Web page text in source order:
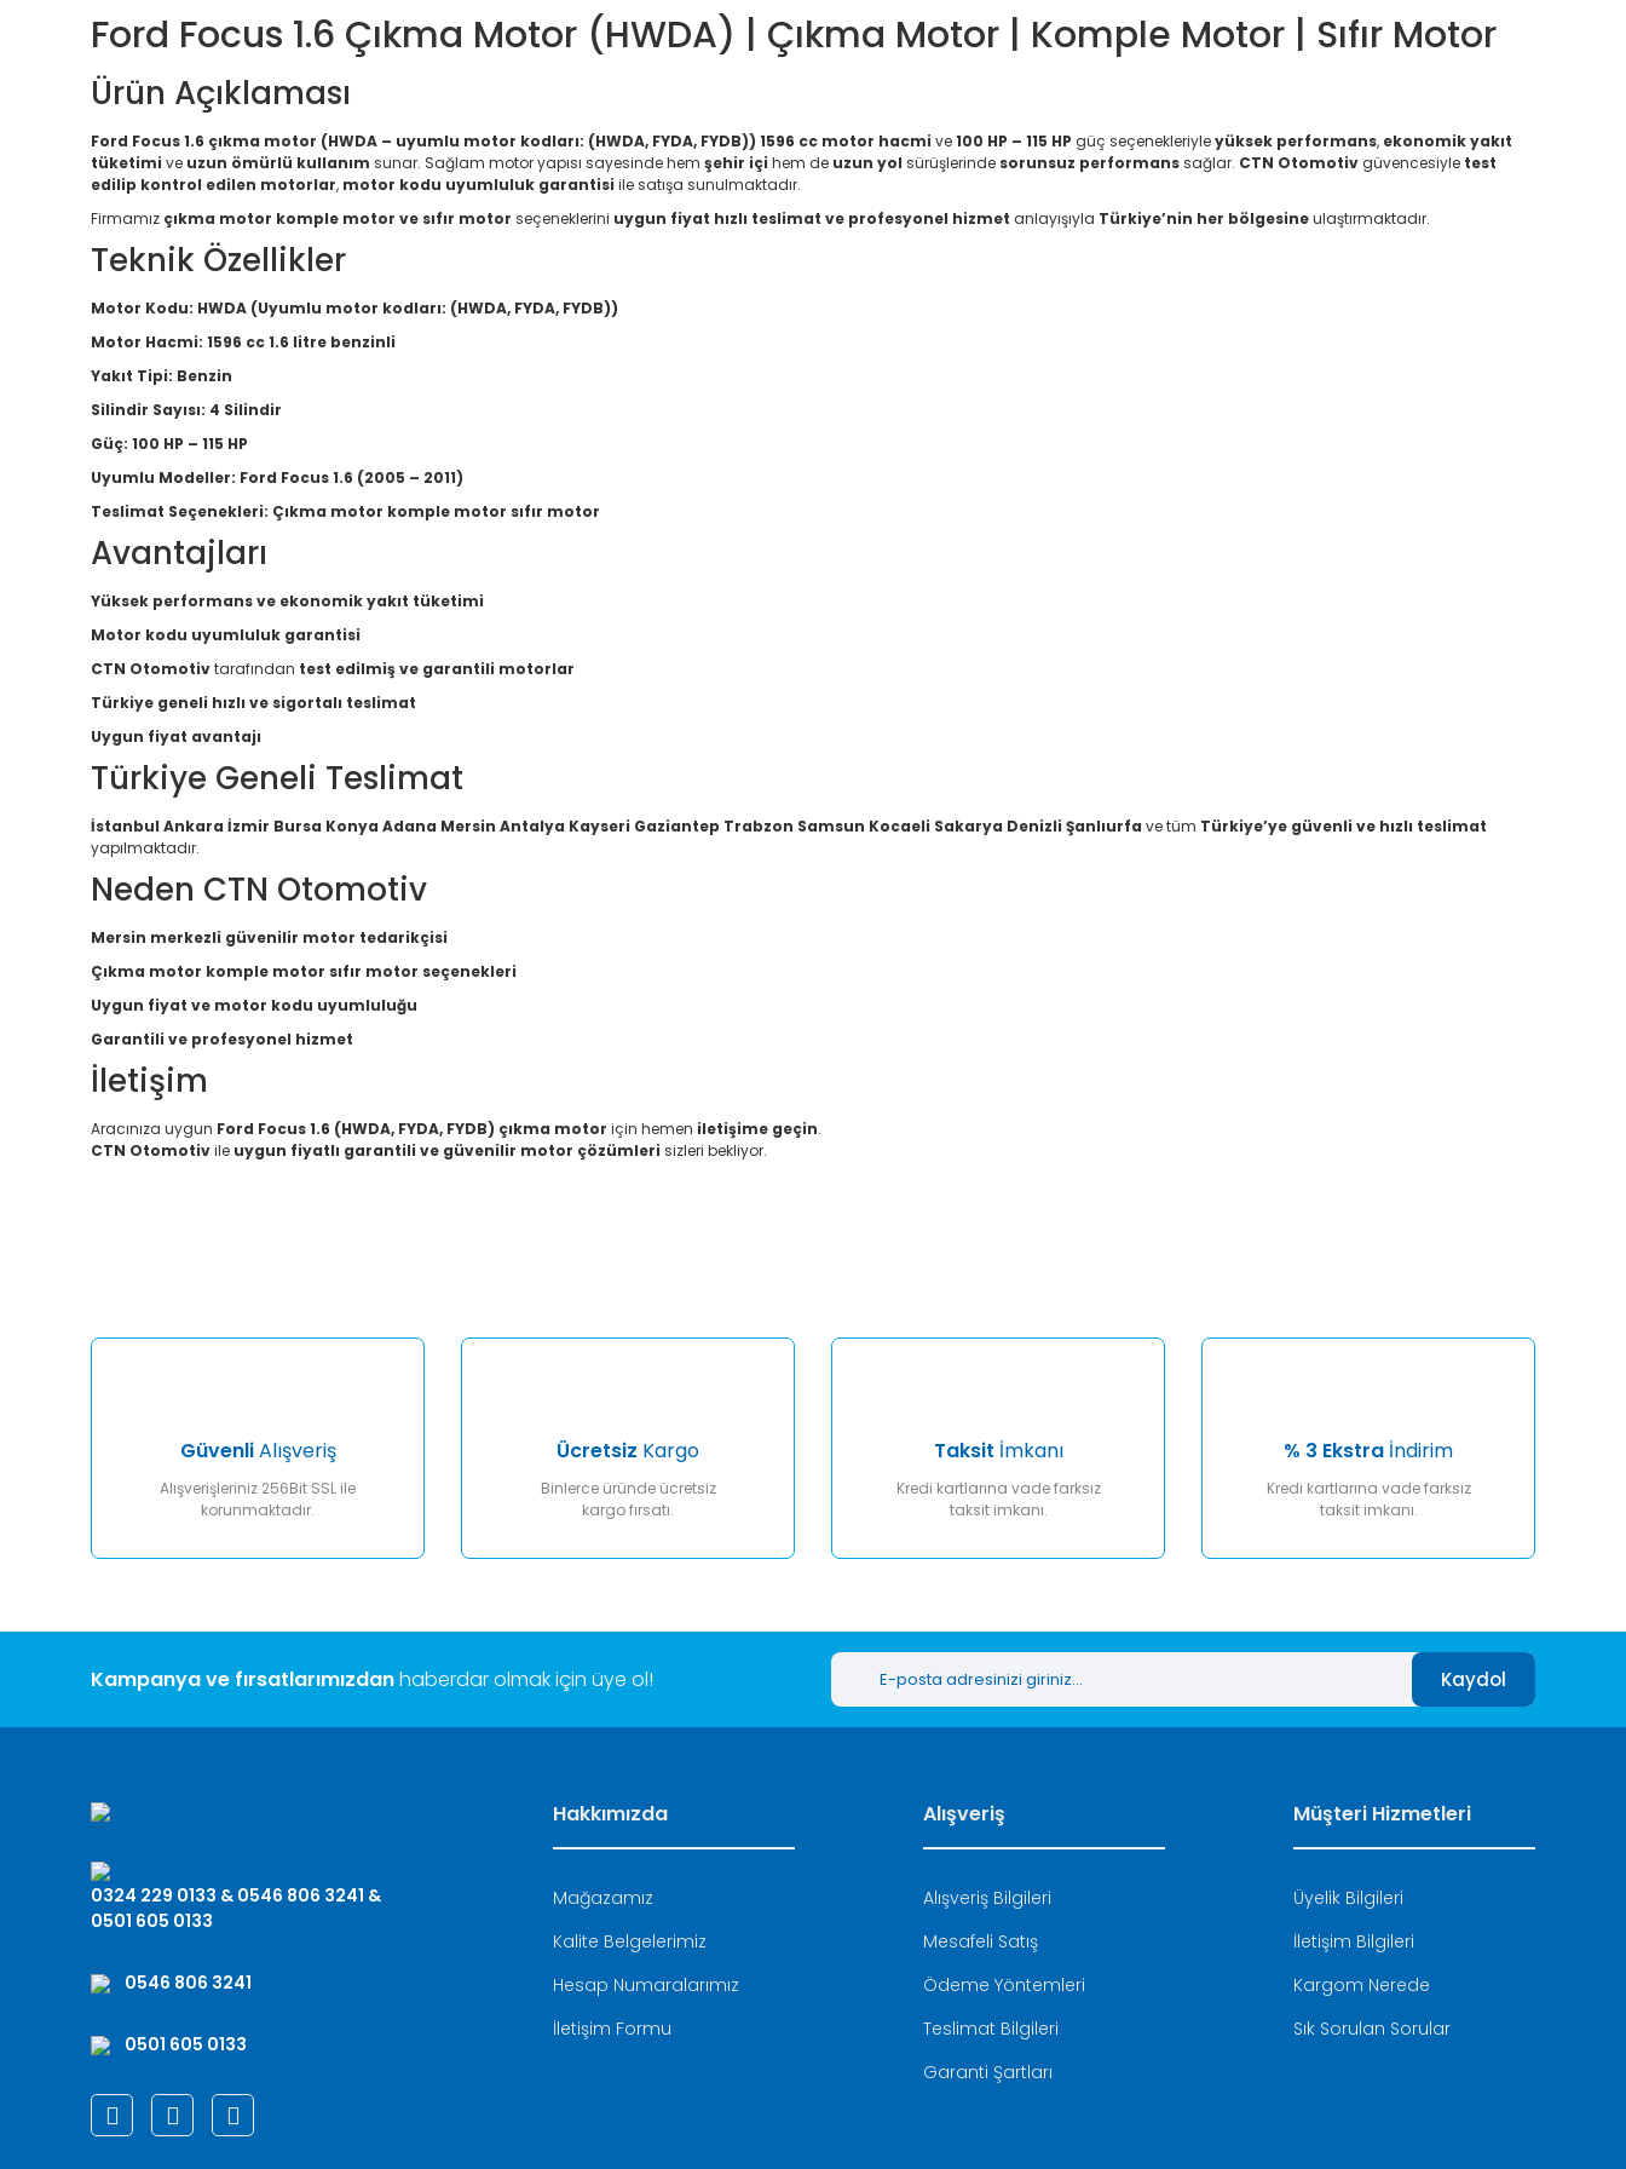
Ford Focus 1.6 Çıkma Motor (HWDA) | Çıkma Motor | Komple Motor | Sıfır Motor
Ürün Açıklaması
Ford Focus 1.6 çıkma motor (HWDA – uyumlu motor kodları: (HWDA, FYDA, FYDB)) 1596 cc motor hacmi ve100 HP – 115 HP güç seçenekleriyleyüksek performans, ekonomik yakıt
tüketimi ve uzun ömürlü kullanım sunar. Sağlam motor yapısı sayesinde hem şehir içi hem de uzun yol sürüşlerinde sorunsuz performanssağlar. CTN Otomotivgüvencesiyle test
edilip kontrol edilen motorlar, motor kodu uyumluluk garantisi ile satışa sunulmaktadır.
Firmamız çıkma motor komple motor ve sıfır motor seçeneklerini uygun fiyat hızlı teslimat ve profesyonel hizmet anlayışıyla Türkiye’nin her bölgesineulaştırmaktadır.
Teknik Özellikler
Motor Kodu: HWDA (Uyumlu motor kodları: (HWDA, FYDA, FYDB))
Motor Hacmi: 1596 cc 1.6 litre benzinli
Yakıt Tipi: Benzin
Silindir Sayısı: 4 Silindir
Güç: 100 HP – 115 HP
Uyumlu Modeller: Ford Focus 1.6 (2005 – 2011)
Teslimat Seçenekleri: Çıkma motor komple motor sıfır motor
Avantajları
Yüksek performans ve ekonomik yakıt tüketimi
Motor kodu uyumluluk garantisi
CTN Otomotivtarafından test edilmiş ve garantili motorlar
Türkiye geneli hızlı ve sigortalı teslimat
Uygun fiyat avantajı
Türkiye Geneli Teslimat
İstanbul Ankara İzmir Bursa Konya Adana Mersin Antalya Kayseri Gaziantep Trabzon Samsun Kocaeli Sakarya Denizli Şanlıurfa ve tüm Türkiye’ye güvenli ve hızlı teslimat
yapılmaktadır.
Neden CTN Otomotiv
Mersin merkezli güvenilir motor tedarikçisi
Çıkma motor komple motor sıfır motor seçenekleri
Uygun fiyat ve motor kodu uyumluluğu
Garantili ve profesyonel hizmet
İletişim
Aracınıza uygun Ford Focus 1.6 (HWDA, FYDA, FYDB) çıkma motor için hemen iletişime geçin.
CTN Otomotivile uygun fiyatlı garantili ve güvenilir motor çözümleri sizleri bekliyor.
Ürün bilgilerinde hatalar bulunuyor.
Gönder
GüvenliAlışveriş
Alışverişleriniz 256Bit SSL ile
korunmaktadır.
Ücretsiz Kargo
Binlerce üründe ücretsiz
kargo fırsatı.
Taksit İmkanı
Kredi kartlarına vade farksız
taksit imkanı.
% 3 Ekstra İndirim
Kredi kartlarına vade farksız
taksit imkanı.
Kampanya ve fırsatlarımızdanhaberdar olmak için üye ol! Kaydol
0324 229 0133 & 0546 806 3241 &
0501 605 0133
0546 806 3241
0501 605 0133
Hakkımızda
Mağazamız
Kalite Belgelerimiz
Hesap Numaralarımız
İletişim Formu
Alışveriş
Alışveriş Bilgileri
Mesafeli Satış
Ödeme Yöntemleri
Teslimat Bilgileri
Garanti Şartları
Müşteri Hizmetleri
Üyelik Bilgileri
İletişim Bilgileri
Kargom Nerede
Sık Sorulan Sorular